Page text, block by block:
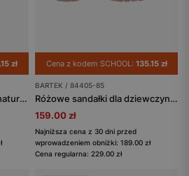
zł
Różowe sandały ze skóry naturalnej dla dziewcząt BARTEK 84408-65
Cena z kodem SCHOOL: 135.15 zł
BARTEK / 84405-85
Różowe sandałki dla dziewczynki z błyszczącą wstawką BARTEK 84405-85
159.00 zł
Najniższa cena z 30 dni przed
wprowadzeniem obniżki: 189.00 zł
Cena regularna: 229.00 zł